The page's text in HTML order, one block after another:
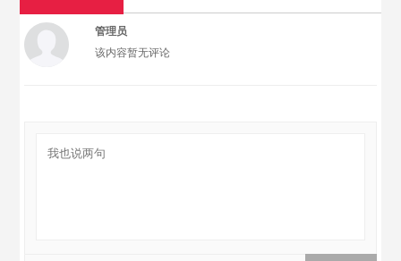
管理员
该内容暂无评论